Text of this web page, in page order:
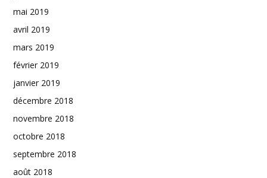
mai 2019
avril 2019
mars 2019
février 2019
janvier 2019
décembre 2018
novembre 2018
octobre 2018
septembre 2018
août 2018